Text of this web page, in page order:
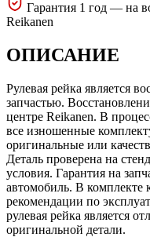
Гарантия 1 год — на
Reikanen
ОПИСАНИЕ
Рулевая рейка является
запчастью.
центре Reikanen. В
все изношенные
оригинальные или
Деталь проверена на
условия. Гарантия на
автомобиль. В комплекте
рекомендации по
рулевая рейка является
оригинальной детали.